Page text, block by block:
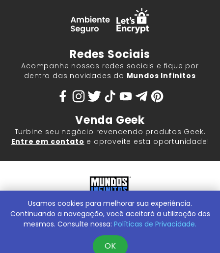
Redes Sociais
Acompanhe nossas redes sociais e fique por
dentro das novidades do Mundos Infinitos
Venda Geek
Turbine seu negócio revendendo produtos Geek.
Entre em contato e aproveite esta oportunidade!
Mundos Infinitos - Publicações e Geek Store |ContentStuff
Publicações e Assinaturas Ltda. CNPJ - 05.859.917/0001-60.
Conheça nossa Loja Física:Rua Machado Bitencourt, 291 -
Usamos cookies para melhorar sua experiência.
Continuando a navegação, você aceitará a utilização dos
mesmos. Consulte nossa: Políticas de Privacidade.
OK